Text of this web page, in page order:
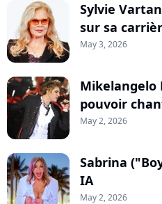
Sylvie
sur sa
May 3, 2026
Mikelangelo
pouvoir
May 2, 2026
Sabrina
IA
May 2, 2026